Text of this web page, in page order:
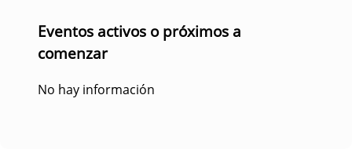
Eventos activos o próximos a
comenzar
No hay información